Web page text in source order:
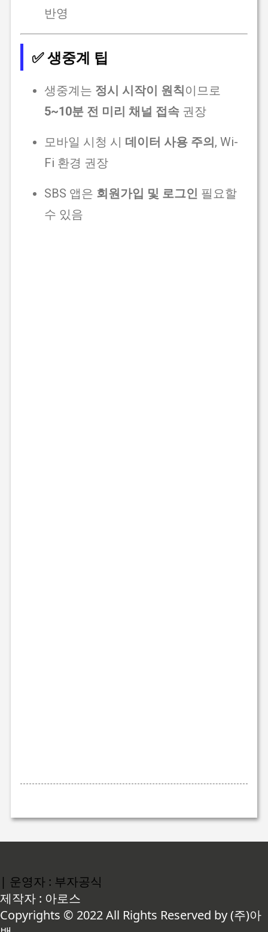
반영
✅ 생중계 팁
생중계는 정시 시작이 원칙 이므로
5~10분 전 미리 채널 접속권장
모바일 시청 시 데이터 사용 주의, Wi-
Fi 환경 권장
SBS 앱은 회원가입 및 로그인 필요할
수 있음
| 운영자 : 부자공식
제작자 : 아로스
Copyrights © 2022 All Rights Reserved by (주)아